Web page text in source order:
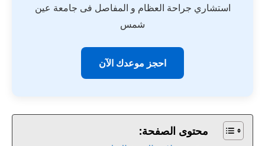
استشاري جراحة العظام و المفاصل فى جامعة عين
شمس
احجز موعدك الآن
محتوى الصفحة: